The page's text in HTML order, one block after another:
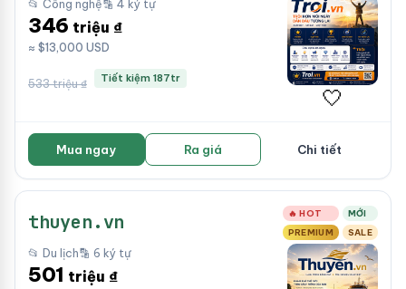
📂 Công nghệ🔡 4 ký tự
346 triệu ₫
≈ $13,000 USD
533 triệu ₫ Tiết kiệm 187tr
🤍
Mua ngay Ra giá Chi tiết
thuyen.vn 🔥 HOT
MỚI
PREMIUM
SALE
📂 Du lịch🔡 6 ký tự
501 triệu ₫